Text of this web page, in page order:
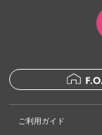
ご利用ガイド